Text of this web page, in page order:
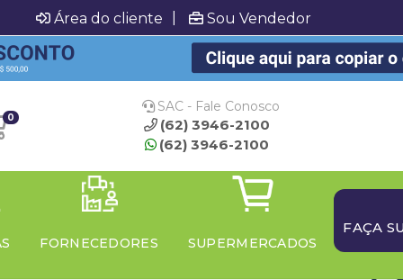
Área do cliente Sou Vendedor
0
SAC - Fale Conosco
(62) 3946-2100
(62) 3946-2100
FORNECEDORES SUPERMERCADOS
FAÇA